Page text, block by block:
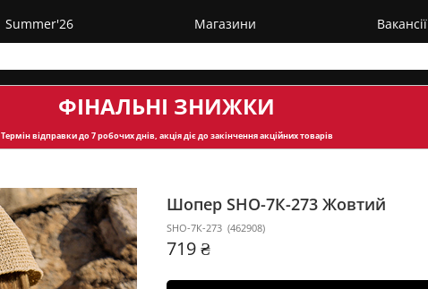
Summer'26 Магазини Вакансії
ФІНАЛЬНІ ЗНИЖКИ
Термін відправкидо 7 робочих днів, акція діє до закінчення акційних товарів
Шопер SHO-7К-273 Жовтий
SHO-7К-273 (462908)
719 ₴